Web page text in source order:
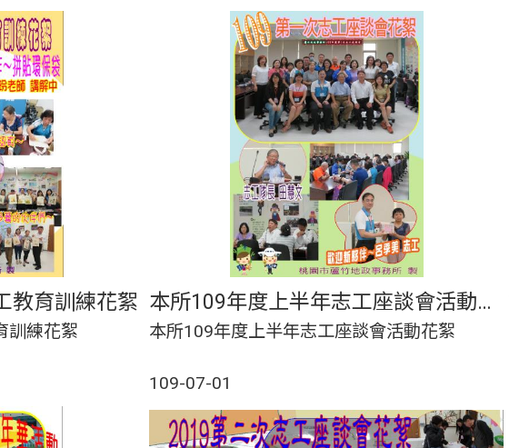
教育訓練花絮
訓練花絮
本所109年度上半年志工座談會活動花絮
109-07-01
本所109年度上半年志工座談會活動花絮